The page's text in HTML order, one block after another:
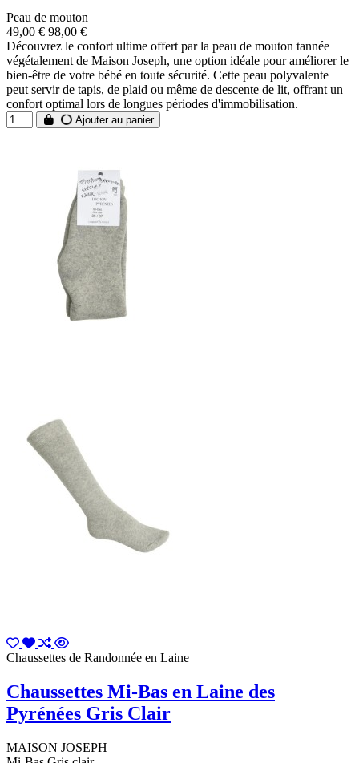
Peau de mouton
49,00 € 98,00 €
Découvrez le confort ultime offert par la peau de mouton tannée
végétalement de Maison Joseph, une option idéale pour améliorer le
bien-être de votre bébé en toute sécurité. Cette peau polyvalente
peut servir de tapis, de plaid ou même de descente de lit, offrant un
confort optimal lors de longues périodes d'immobilisation.
Ajouter au panier
Chaussettes de Randonnée en Laine
Chaussettes Mi-Bas en Laine des
Pyrénées Gris Clair
MAISON JOSEPH